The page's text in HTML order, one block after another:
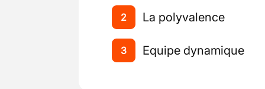
2 La polyvalence
3 Equipe dynamique